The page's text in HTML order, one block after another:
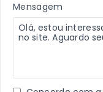
Mensagem